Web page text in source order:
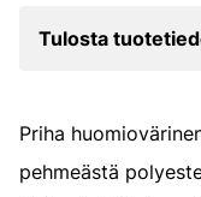
Tulosta
Priha
pehmeästä